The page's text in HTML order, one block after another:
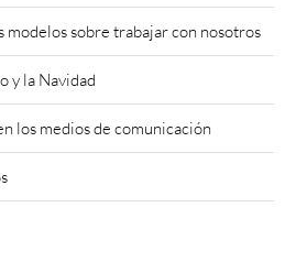
modelos sobre trabajar con nosotros
y la Navidad
los medios de comunicación